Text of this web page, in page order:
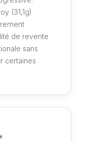
(31,1g)
de revente
sans
certaines